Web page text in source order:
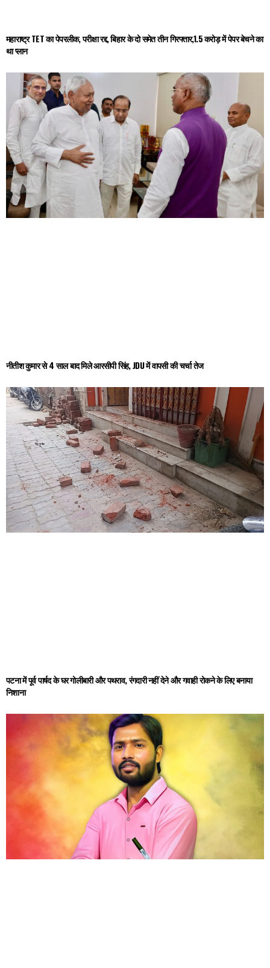
महाराष्ट्र TET का पेपरलीक, परीक्षा रद्द, बिहार के दो समेत तीन गिरफ्तार,₹1.5 करोड़ में पेपर बेचने का
था प्लान
नीतीश कुमार से 4 साल बाद मिले आरसीपी सिंह, JDU में वापसी की चर्चा तेज
पटना में पूर्व पार्षद के घर गोलीबारी और पथराव, रंगदारी नहीं देने और गवाही रोकने के लिए बनाया
निशाना